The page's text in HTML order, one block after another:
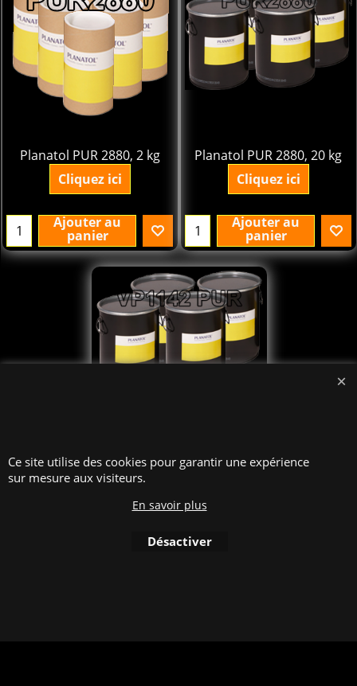
excl.BTW
Planatol PUR 2880, 2 kg
Ajouter au
panier
excl.BTW
Planatol PUR 2880, 20 kg
Ajouter au
panier
Planatol VP 1142 PUR, 20 kg
panier
Ce site utilise des cookies pour garantir une expérience
sur mesure aux visiteurs.
En savoir plus
Désactiver